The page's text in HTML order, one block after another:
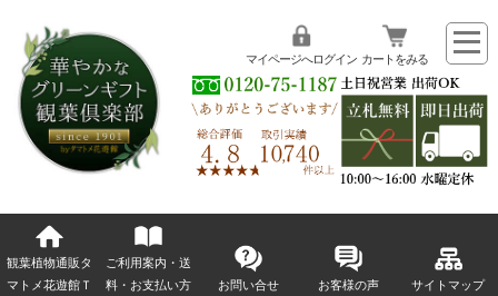
マイページへログイン カートをみる
観葉植物通販タ
マトメ花遊館Ｔ
ご利用案内・送
料・お支払い方
お問い合せ お客様の声 サイトマップ